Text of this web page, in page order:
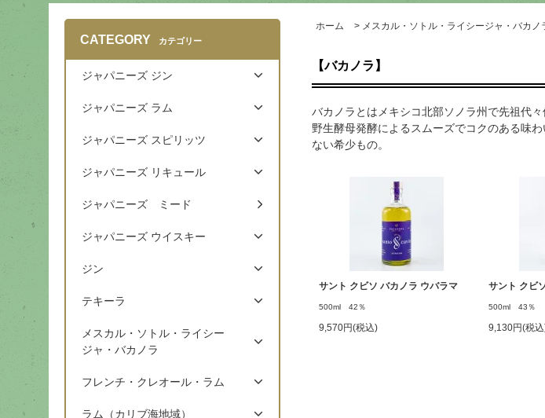
ホーム > メスカル・ソトル・ライシージャ・バカノ
【バカノラ】
バカノラとはメキシコ北部ソノラ州で先祖代
野生酵母発酵によるスムーズでコクのある味
ない希少もの。
サント クビソ バカノラ ウバラマ
500ml 42％
9,570円(税込)
サント クビ
500ml 43％
9,130円(税
CATEGORY カテゴリー
ジャパニーズ ジン
ジャパニーズ ラム
ジャパニーズ スピリッツ
ジャパニーズ リキュール
ジャパニーズ ミード
ジャパニーズ ウイスキー
ジン
テキーラ
メスカル・ソトル・ライシー
ジャ・バカノラ
フレンチ・クレオール・ラム
ラム（カリブ海地域）